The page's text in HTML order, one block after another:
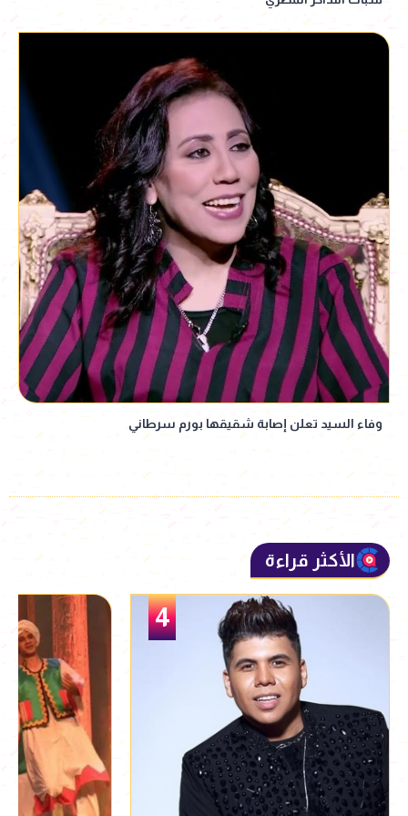
وفاء السيد تعلن إصابة شقيقها بورم سرطاني
الأكثر قراءة
5